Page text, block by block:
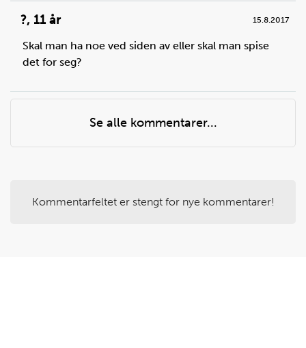
Steg4
?, 11 år 15.8.2017
Skal man ha noe ved siden av eller skal man spise
det for seg?
Se alle kommentarer...
Kommentarfeltet er stengt for nye kommentarer!